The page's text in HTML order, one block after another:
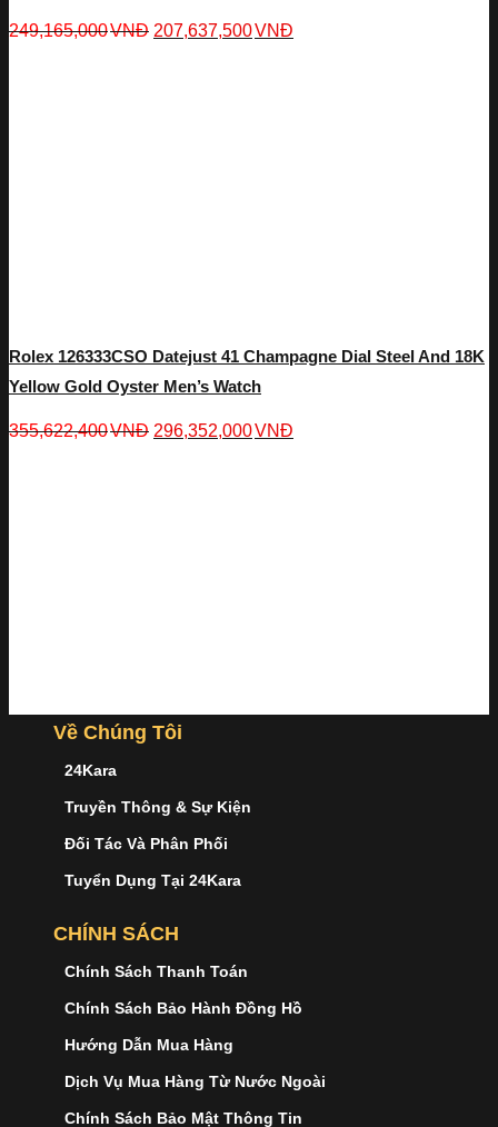
249,165,000VNĐ 207,637,500VNĐ
Rolex 126333CSO Datejust 41 Champagne Dial Steel And 18K
Yellow Gold Oyster Men’s Watch
355,622,400VNĐ 296,352,000VNĐ
Về Chúng Tôi
24Kara
Truyền Thông & Sự Kiện
Đối Tác Và Phân Phối
Tuyển Dụng Tại 24Kara
CHÍNH SÁCH
Chính Sách Thanh Toán
Chính Sách Bảo Hành Đồng Hồ
Hướng Dẫn Mua Hàng
Dịch Vụ Mua Hàng Từ Nước Ngoài
Chính Sách Bảo Mật Thông Tin